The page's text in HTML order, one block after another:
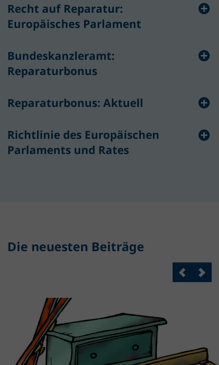
Recht auf Reparatur:
Europäisches Parlament
Bundeskanzleramt:
Reparaturbonus
Reparaturbonus: Aktuell
Richtlinie des Europäischen
Parlaments und Rates
Die neuesten Beiträge